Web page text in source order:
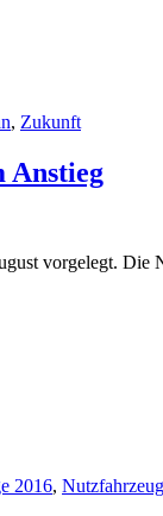
, Zukunft
Anstieg
vorgelegt. Die
2016,